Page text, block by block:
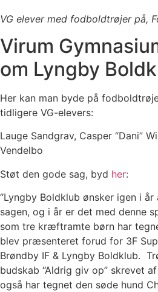
VG elever med fodboldtrøjer på,
Virum
om Lyngby
Her kan man byde på
tidligere VG-elevers:
Lauge Sandgrav, Casper “Dani”
Vendelbo
Støt den gode sag, byd her:
“Lyngby Boldklub ønsker igen i
sagen, og i år er det med denne
som tre kræftramte børn har
blev præsenteret forud for 3F
Brøndby IF & Lyngby Boldklub.
budskab “Aldrig giv op” skrevet
også har tegnet den søde hund